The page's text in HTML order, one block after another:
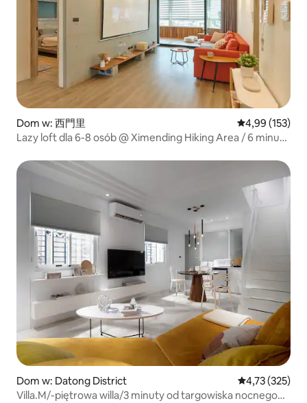
Dom w: 西門里 Średnia
4,99 (153)
Lazy loft dla 6-8 osób @ Ximending Hiking Area / 6 minut
Dom w: Datong District Średnia
4,73 (325)
Villa.M/-piętrowa willa/3 minuty od targowiska nocnego